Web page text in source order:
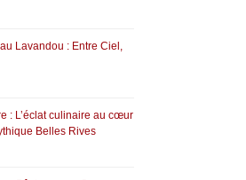
Lavandou : Entre Ciel,
: L’éclat culinaire au cœur
Belles Rives